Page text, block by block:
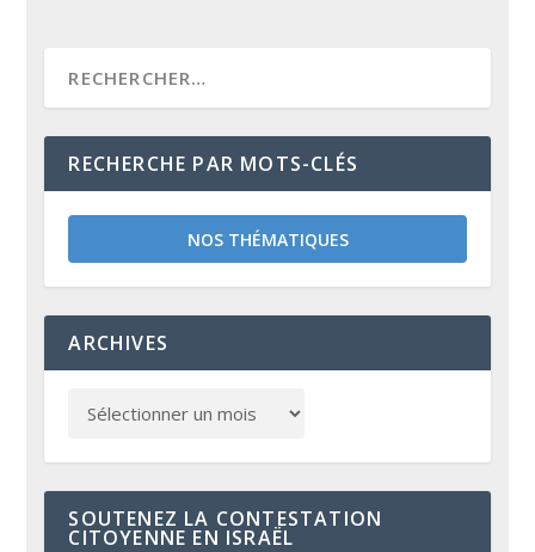
RECHERCHE PAR MOTS-CLÉS
NOS THÉMATIQUES
ARCHIVES
SOUTENEZ LA CONTESTATION
CITOYENNE EN ISRAËL